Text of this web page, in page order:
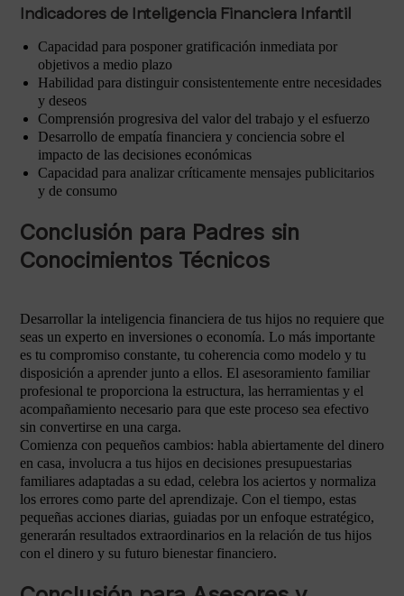
Indicadores de Inteligencia Financiera Infantil
Capacidad para posponer gratificación inmediata por
objetivos a medio plazo
Habilidad para distinguir consistentemente entre necesidades
y deseos
Comprensión progresiva del valor del trabajo y el esfuerzo
Desarrollo de empatía financiera y conciencia sobre el
impacto de las decisiones económicas
Capacidad para analizar críticamente mensajes publicitarios
y de consumo
Conclusión para Padres sin
Conocimientos Técnicos
Desarrollar la inteligencia financiera de tus hijos no requiere que
seas un experto en inversiones o economía. Lo más importante
es tu compromiso constante, tu coherencia como modelo y tu
disposición a aprender junto a ellos. El asesoramiento familiar
profesional te proporciona la estructura, las herramientas y el
acompañamiento necesario para que este proceso sea efectivo
sin convertirse en una carga.
Comienza con pequeños cambios: habla abiertamente del dinero
en casa, involucra a tus hijos en decisiones presupuestarias
familiares adaptadas a su edad, celebra los aciertos y normaliza
los errores como parte del aprendizaje. Con el tiempo, estas
pequeñas acciones diarias, guiadas por un enfoque estratégico,
generarán resultados extraordinarios en la relación de tus hijos
con el dinero y su futuro bienestar financiero.